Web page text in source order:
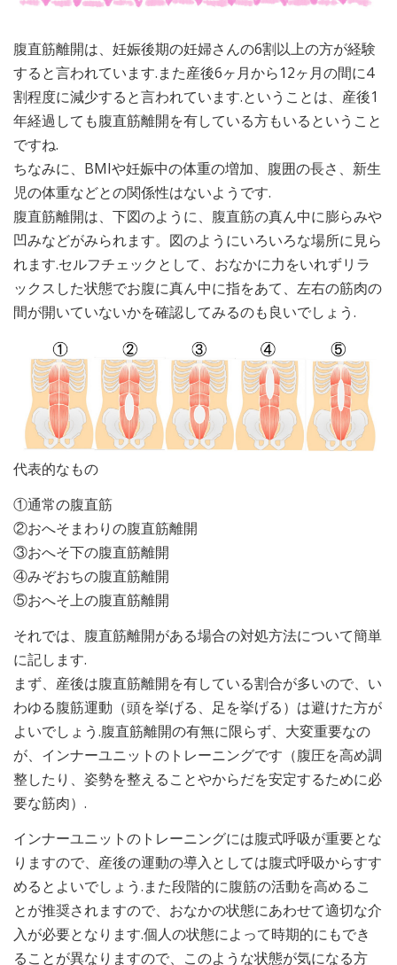
腹直筋離開は、妊娠後期の妊婦さんの6割以上の方が経験
すると言われています.また産後6ヶ月から12ヶ月の間に4
割程度に減少すると言われています.ということは、産後1
年経過しても腹直筋離開を有している方もいるということ
ですね.
ちなみに、BMIや妊娠中の体重の増加、腹囲の長さ、新生
児の体重などとの関係性はないようです.
腹直筋離開は、下図のように、腹直筋の真ん中に膨らみや
凹みなどがみられます。図のようにいろいろな場所に見ら
れます.セルフチェックとして、おなかに力をいれずリラ
ックスした状態でお腹に真ん中に指をあて、左右の筋肉の
間が開いていないかを確認してみるのも良いでしょう.
代表的なもの
①通常の腹直筋
②おへそまわりの腹直筋離開
③おへそ下の腹直筋離開
④みぞおちの腹直筋離開
⑤おへそ上の腹直筋離開
それでは、腹直筋離開がある場合の対処方法について簡単
に記します.
まず、産後は腹直筋離開を有している割合が多いので、い
わゆる腹筋運動（頭を挙げる、足を挙げる）は避けた方が
よいでしょう.腹直筋離開の有無に限らず、大変重要なの
が、インナーユニットのトレーニングです（腹圧を高め調
整したり、姿勢を整えることやからだを安定するために必
要な筋肉）.
インナーユニットのトレーニングには腹式呼吸が重要とな
りますので、産後の運動の導入としては腹式呼吸からすす
めるとよいでしょう.また段階的に腹筋の活動を高めるこ
とが推奨されますので、おなかの状態にあわせて適切な介
入が必要となります.個人の状態によって時期的にもでき
ることが異なりますので、このような状態が気になる方